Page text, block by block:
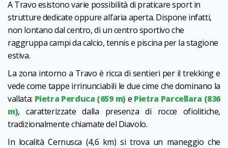
A Travo esistono varie possibilità di praticare sport in
strutture dedicate oppure all’aria aperta. Dispone infatti,
non lontano dal centro, di un centro sportivo che
raggruppa campi da calcio, tennis e piscina per la stagione
estiva.
La zona intorno a Travo è ricca di sentieri per il trekking e
vede come tappe irrinunciabili le due cime che dominano la
vallata: Pietra Perduca (659 m) e Pietra Parcellara (836
m), caratterizzate dalla presenza di rocce ofiolitiche,
tradizionalmente chiamate del Diavolo.
In località Cernusca (4,6 km) si trova un maneggio che